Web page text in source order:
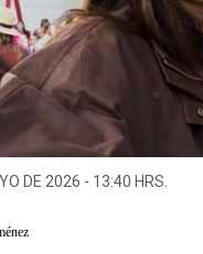
DE 2026 - 13:40 HRS.